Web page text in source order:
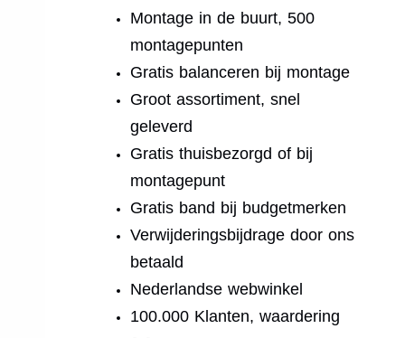
Montage in de buurt, 500
montagepunten
Gratis balanceren bij montage
Groot assortiment, snel
geleverd
Gratis thuisbezorgd of bij
montagepunt
Gratis band bij budgetmerken
Verwijderingsbijdrage door ons
betaald
Nederlandse webwinkel
100.000 Klanten, waardering